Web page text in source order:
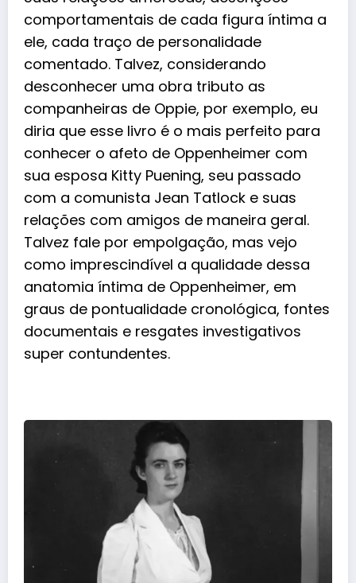
comportamentais de cada figura íntima a
ele, cada traço de personalidade
comentado. Talvez, considerando
desconhecer uma obra tributo as
companheiras de Oppie, por exemplo, eu
diria que esse livro é o mais perfeito para
conhecer o afeto de Oppenheimer com
sua esposa Kitty Puening, seu passado
com a comunista Jean Tatlock e suas
relações com amigos de maneira geral.
Talvez fale por empolgação, mas vejo
como imprescindível a qualidade dessa
anatomia íntima de Oppenheimer, em
graus de pontualidade cronológica, fontes
documentais e resgates investigativos
super contundentes.